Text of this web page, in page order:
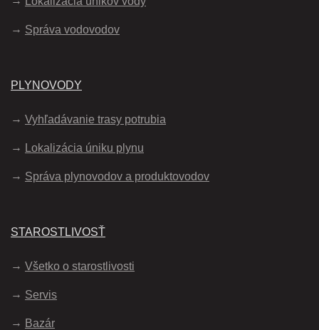
Správa vodovodov
PLYNOVODY
Vyhľadávanie trasy potrubia
Lokalizácia úniku plynu
Správa plynovodov a produktovodov
STAROSTLIVOSŤ
Všetko o starostlivosti
Servis
Bazár